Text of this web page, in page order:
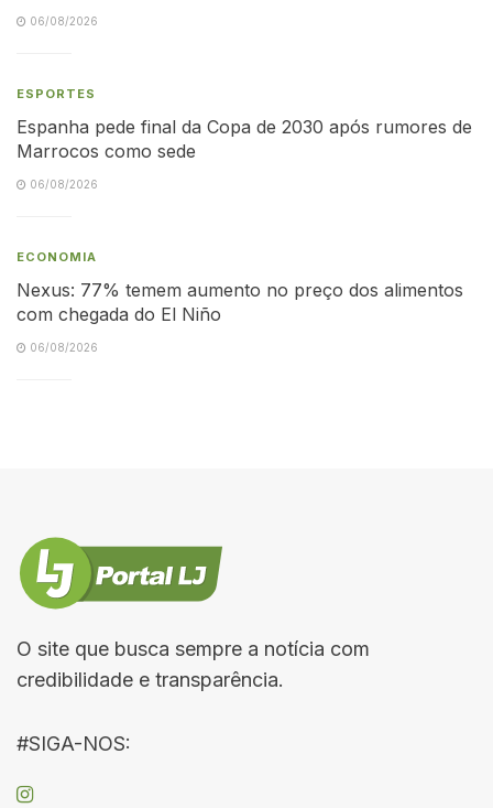
06/08/2026
ESPORTES
Espanha pede final da Copa de 2030 após rumores de
Marrocos como sede
06/08/2026
ECONOMIA
Nexus: 77% temem aumento no preço dos alimentos
com chegada do El Niño
06/08/2026
O site que busca sempre a notícia com
credibilidade e transparência.
#SIGA-NOS: